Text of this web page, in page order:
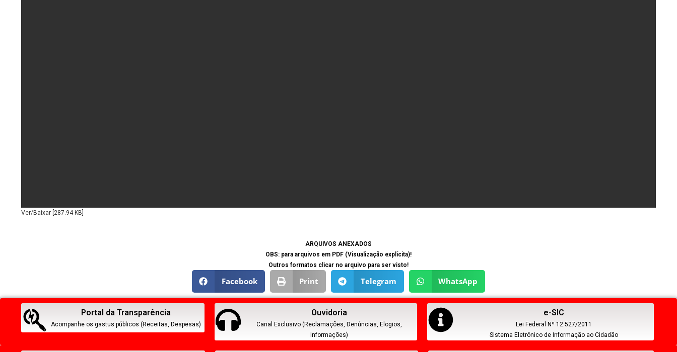
Ver/Baixar [287.94 KB]
ARQUIVOS ANEXADOS
OBS: para arquivos em PDF (Visualização explícita)!
Outros formatos clicar no arquivo para ser visto!
Facebook Print Telegram WhatsApp
Portal da Transparência
Acompanhe os gastus públicos (Receitas, Despesas)
Ouvidoria
Canal Exclusivo (Reclamações, Denúncias, Elogios,
Informações)
e-SIC
Lei Federal Nº 12.527/2011
Sistema Eletrônico de Informação ao Cidadão